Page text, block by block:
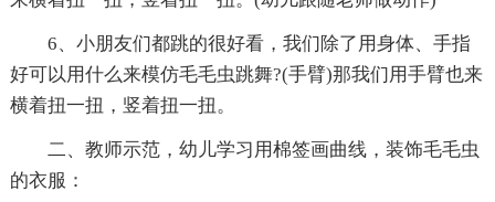
6、小朋友们都跳的很好看，我们除了用身体、手指
好可以用什么来模仿毛毛虫跳舞?(手臂)那我们用手臂也来
横着扭一扭，竖着扭一扭。
二、教师示范，幼儿学习用棉签画曲线，装饰毛毛虫
的衣服：